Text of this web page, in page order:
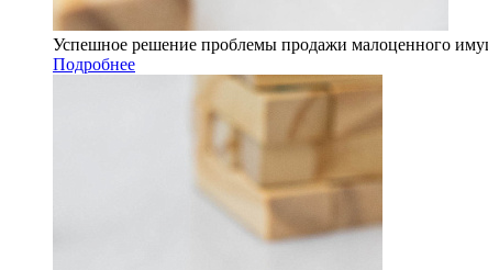
Успешное решение проблемы продажи малоценного
Подробнее